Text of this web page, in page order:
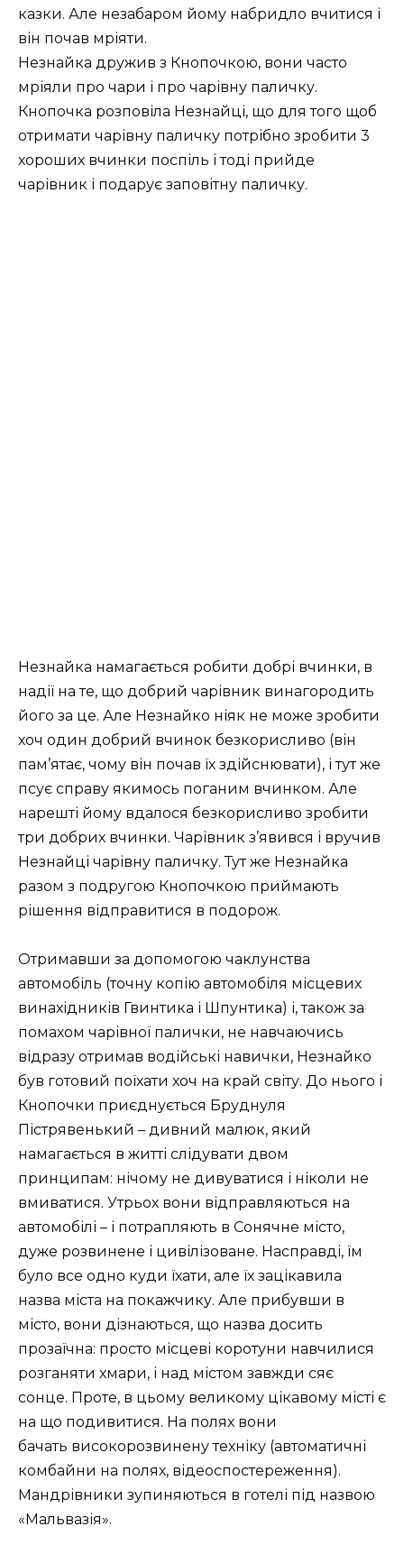
казки. Але незабаром йому набридло вчитися і
він почав мріяти.
Незнайка дружив з Кнопочкою, вони часто
мріяли про чари і про чарівну паличку.
Кнопочка розповіла Незнайці, що для того щоб
отримати чарівну паличку потрібно зробити 3
хороших вчинки поспіль і тоді прийде
чарівник і подарує заповітну паличку.
Незнайка намагається робити добрі вчинки, в
надії на те, що добрий чарівник винагородить
його за це. Але Незнайко ніяк не може зробити
хоч один добрий вчинок безкорисливо (він
пам’ятає, чому він почав їх здійснювати), і тут же
псує справу якимось поганим вчинком. Але
нарешті йому вдалося безкорисливо зробити
три добрих вчинки. Чарівник з’явився і вручив
Незнайці чарівну паличку. Тут же Незнайка
разом з подругою Кнопочкою приймають
рішення відправитися в подорож.
Отримавши за допомогою чаклунства
автомобіль (точну копію автомобіля місцевих
винахідників Гвинтика і Шпунтика) і, також за
помахом чарівної палички, не навчаючись
відразу отримав водійські навички, Незнайко
був готовий поїхати хоч на край світу. До нього і
Кнопочки приєднується Бруднуля
Пістрявенький – дивний малюк, який
намагається в житті слідувати двом
принципам: нічому не дивуватися і ніколи не
вмиватися. Утрьох вони відправляються на
автомобілі – і потрапляють в Сонячне місто,
дуже розвинене і цивілізоване. Насправді, їм
було все одно куди їхати, але їх зацікавила
назва міста на покажчику. Але прибувши в
місто, вони дізнаються, що назва досить
прозаїчна: просто місцеві коротуни навчилися
розганяти хмари, і над містом завжди сяє
сонце. Проте, в цьому великому цікавому місті є
на що подивитися. На полях вони
бачать високорозвинену техніку (автоматичні
комбайни на полях, відеоспостереження).
Мандрівники зупиняються в готелі під назвою
«Мальвазія».